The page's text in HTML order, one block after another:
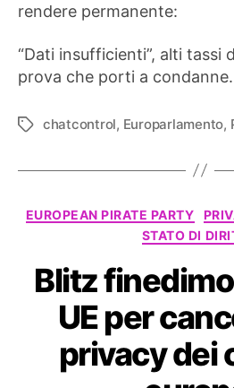
rendere permanente:
“Dati insufficienti”, alti tassi
prova che porti a condanne.
Tag chatcontrol, Europarlamento,
EUROPEAN PIRATE PARTY
STATO DI
Blitz
UE per
privacy dei